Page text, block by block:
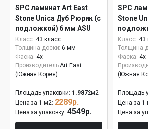
SPC ламинат Art East
Stone Unica Дуб Рюрик (с
подложкой) 6 мм ASU
808
Класс: 43 класс
Толщина доски: 6 мм
Фаска: 4x
Производитель Art East
(Южная Корея)
Площадь упаковки: 1.9872м2
Цена за 1 м2: 2289р.
Цена за упаковку: 4549р.
SPC
Stone
Класс: 43
Толщина
Фаска: 4x
(Южная
Площадь
Цена за 1
Цена за